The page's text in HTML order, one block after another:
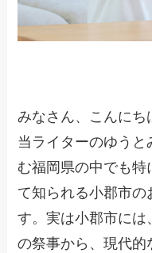
みなさん、こんにち
当ライターのゆう
む福岡県の中でも特
て知られる小郡市の
す。実は小郡市には
の祭事から、現代的